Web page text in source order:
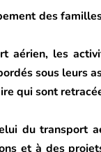
des
aérien, les
sous leurs
qui sont
du transport
et à des